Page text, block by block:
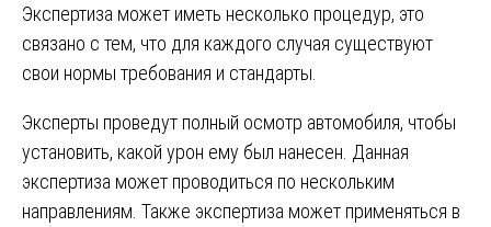
Экспертиза может иметь несколько процедур, это
связано с тем, что для каждого случая существуют
свои нормы требования и стандарты.
Эксперты проведут полный осмотр автомобиля, чтобы
установить, какой урон ему был нанесен. Данная
экспертиза может проводиться по нескольким
направлениям. Также экспертиза может применяться в